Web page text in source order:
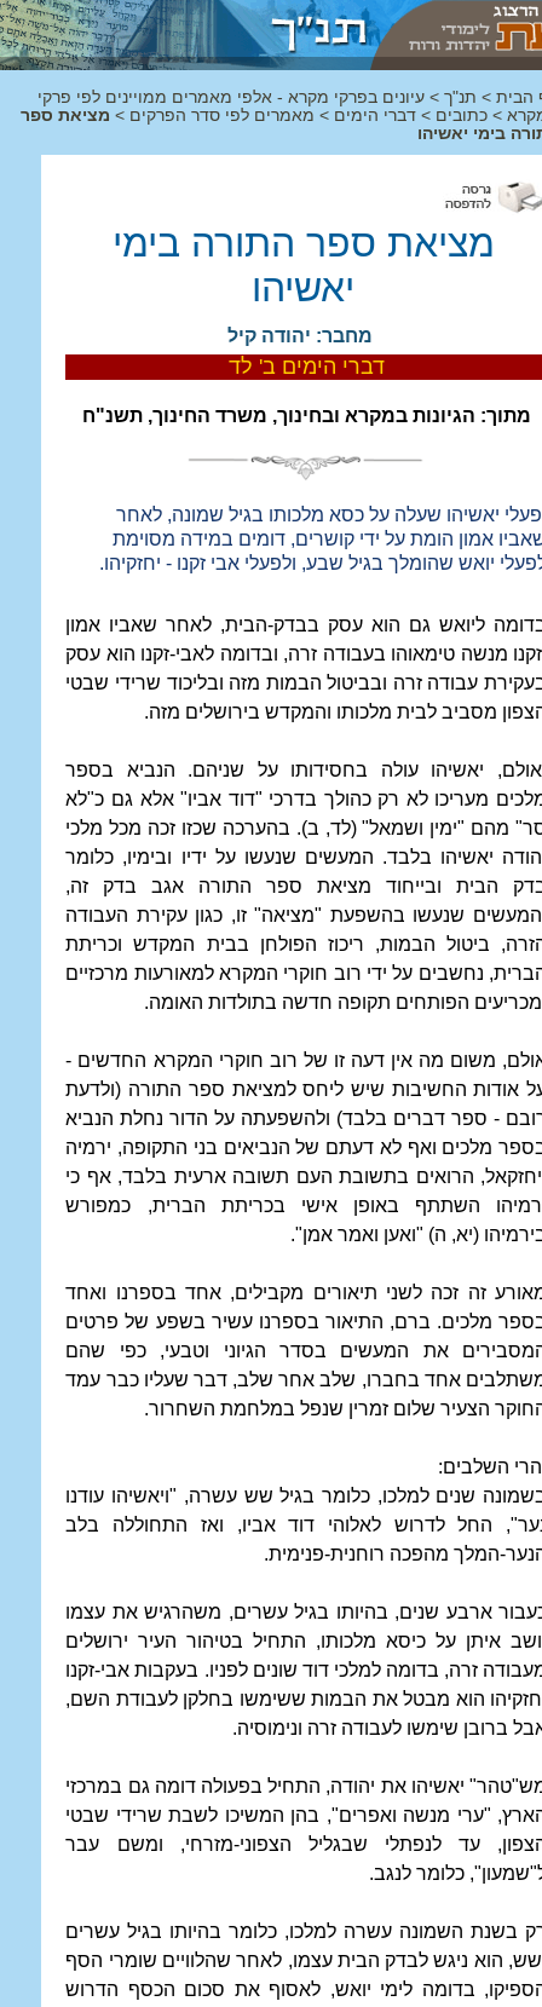
הבית > תנ"ך > עיונים בפרקי מקרא - אלפי מאמרים ממויינים לפי פרקי
> כתובים > דברי הימים > מאמרים לפי סדר הפרקים > מציאת ספר
בימי יאשיהו
מציאת ספר התורה בימי
יאשיהו
מחבר: יהודה קיל
דברי הימים ב' לד
מתוך: הגיונות במקרא ובחינוך, משרד החינוך, תשנ"ח
יאשיהו שעלה על כסא מלכותו בגיל שמונה, לאחר
אמון הומת על ידי קושרים, דומים במידה מסוימת
יואש שהומלך בגיל שבע, ולפעלי אבי זקנו - יחזקיהו.
ליואש גם הוא עסק בבדק-הבית, לאחר שאביו אמון
מנשה טימאוהו בעבודה זרה, ובדומה לאבי-זקנו הוא עסק
עבודה זרה ובביטול הבמות מזה ובליכוד שרידי שבטי
מסביב לבית מלכותו והמקדש בירושלים מזה.
יאשיהו עולה בחסידותו על שניהם. הנביא בספר
מעריכו לא רק כהולך בדרכי "דוד אביו" אלא גם כ"לא
מהם "ימין ושמאל" (לד, ב). בהערכה שכזו זכה מכל מלכי
יאשיהו בלבד. המעשים שנעשו על ידיו ובימיו, כלומר
הבית ובייחוד מציאת ספר התורה אגב בדק זה,
שנעשו בהשפעת "מציאה" זו, כגון עקירת העבודה
ביטול הבמות, ריכוז הפולחן בבית המקדש וכריתת
נחשבים על ידי רוב חוקרי המקרא למאורעות מרכזיים
הפותחים תקופה חדשה בתולדות האומה.
משום מה אין דעה זו של רוב חוקרי המקרא החדשים -
אודות החשיבות שיש ליחס למציאת ספר התורה (ולדעת
- ספר דברים בלבד) ולהשפעתה על הדור נחלת הנביא
מלכים ואף לא דעתם של הנביאים בני התקופה, ירמיה
הרואים בתשובת העם תשובה ארעית בלבד, אף כי
השתתף באופן אישי בכריתת הברית, כמפורש
(יא, ה) "ואען ואמר אמן".
זה זכה לשני תיאורים מקבילים, אחד בספרנו ואחד
מלכים. ברם, התיאור בספרנו עשיר בשפע של פרטים
את המעשים בסדר הגיוני וטבעי, כפי שהם
אחד בחברו, שלב אחר שלב, דבר שעליו כבר עמד
הצעיר שלום זמרין שנפל במלחמת השחרור.
השלבים:
שנים למלכו, כלומר בגיל שש עשרה, "ויאשיהו עודנו
החל לדרוש לאלוהי דוד אביו, ואז התחוללה בלב
המלך מהפכה רוחנית-פנימית.
ארבע שנים, בהיותו בגיל עשרים, משהרגיש את עצמו
איתן על כיסא מלכותו, התחיל בטיהור העיר ירושלים
זרה, בדומה למלכי דוד שונים לפניו. בעקבות אבי-זקנו
הוא מבטל את הבמות ששימשו בחלקן לעבודת השם,
ברובן שימשו לעבודה זרה ונימוסיה.
יאשיהו את יהודה, התחיל בפעולה דומה גם במרכזי
"ערי מנשה ואפרים", בהן המשיכו לשבת שרידי שבטי
עד לנפתלי שבגליל הצפוני-מזרחי, ומשם עבר
כלומר לנגב.
בשנת השמונה עשרה למלכו, כלומר בהיותו בגיל עשרים
הוא ניגש לבדק הבית עצמו, לאחר שהלוויים שומרי הסף
בדומה לימי יואש, לאסוף את סכום הכסף הדרוש